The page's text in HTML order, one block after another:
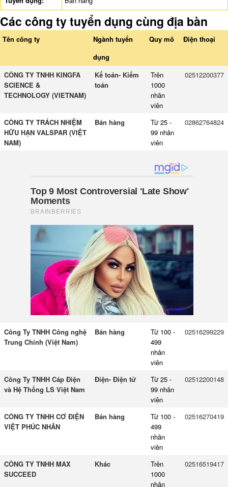
Các công ty tuyển dụng cùng địa bàn
Tên công ty
Ngành tuyển
dụng
Quy mô Điện thoại
CÔNG TY TNHH KINGFA
SCIENCE &
TECHNOLOGY (VIETNAM)
Kế toán- Kiểm
toán
Trên
1000
nhân
viên
02512200377
CÔNG TY TRÁCH NHIỆM
HỮU HẠN VALSPAR (VIỆT
NAM)
Bán hàng
Từ 25 -
99 nhân
viên
02862764824
Công Ty TNHH Công nghệ
Trung Chính (Việt Nam)
Bán hàng
Từ 100 -
499
nhân
viên
02516299229
Công Ty TNHH Cáp Điện
và Hệ Thống LS Việt Nam
Điện- Điện tử
Từ 25 -
99 nhân
viên
02512200148
CÔNG TY TNHH CƠ ĐIỆN
VIỆT PHÚC NHÂN
Bán hàng
Từ 100 -
499
nhân
viên
02516270419
CÔNG TY TNHH MAX
SUCCEED
Khác
Trên
1000
nhân
02516519417